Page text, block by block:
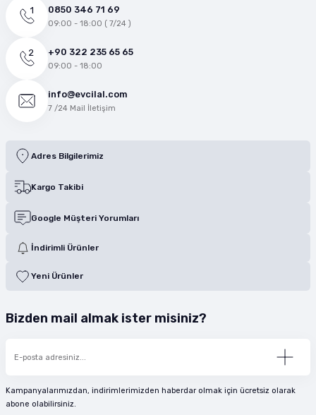
0850 346 71 69
09:00 - 18:00 ( 7/24 )
+90 322 235 65 65
09:00 - 18:00
info@evcilal.com
7 /24 Mail İletişim
Adres Bilgilerimiz
Kargo Takibi
Google Müşteri Yorumları
İndirimli Ürünler
Yeni Ürünler
Bizden mail almak ister misiniz?
Kampanyalarımızdan, indirimlerimizden haberdar olmak için ücretsiz olarak
abone olabilirsiniz.